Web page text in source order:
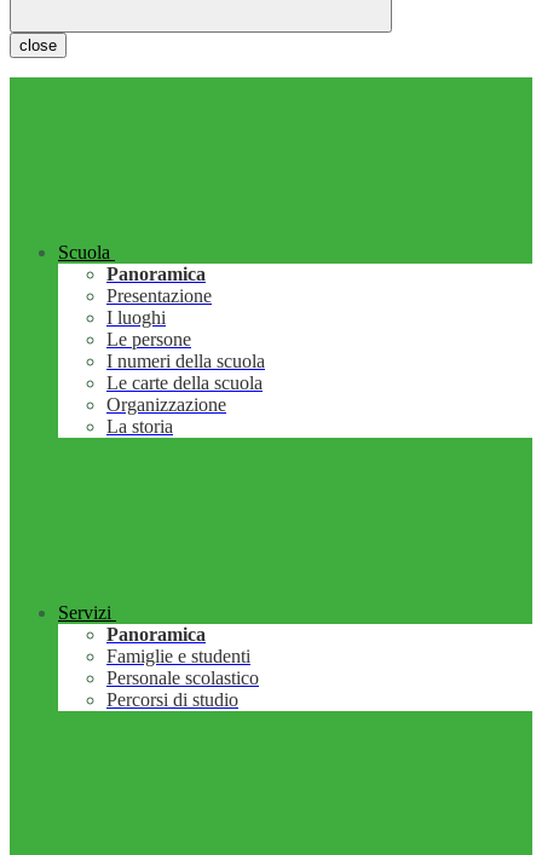
close
Scuola
Panoramica
Presentazione
I luoghi
Le persone
I numeri della scuola
Le carte della scuola
Organizzazione
La storia
Servizi
Panoramica
Famiglie e studenti
Personale scolastico
Percorsi di studio